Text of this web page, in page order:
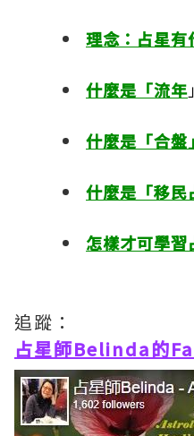
理念：占星有
什麼是「流年」
什麼是「合
什麼是「移民
怎樣才可學習
追蹤：
占星師Belinda的